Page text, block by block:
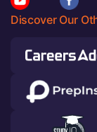
Discover Our